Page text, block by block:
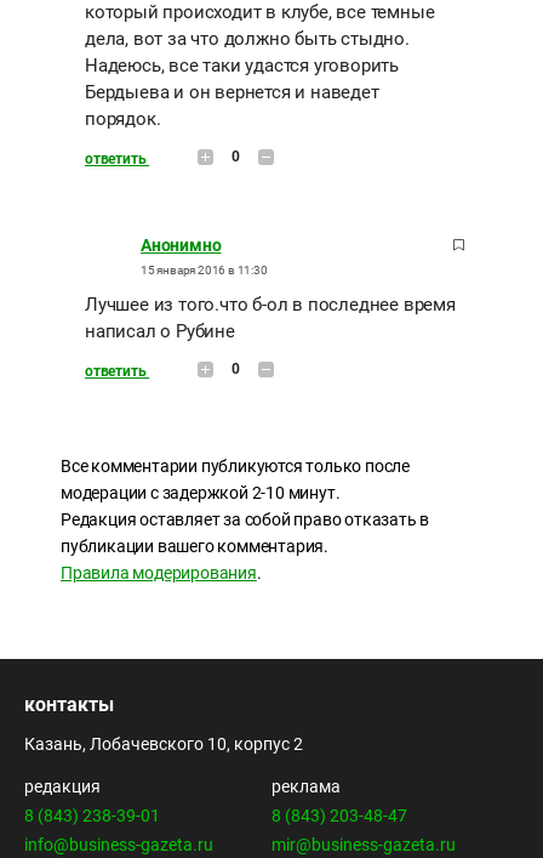
который происходит в клубе, все темные
дела, вот за что должно быть стыдно.
Надеюсь, все таки удастся уговорить
Бердыева и он вернется и наведет
порядок.
ответить 0
Анонимно
15 января 2016 в 11:30
Лучшее из того.что б-ол в последнее время
написал о Рубине
ответить 0
Все комментарии публикуются только после
модерации с задержкой 2-10 минут.
Редакция оставляет за собой право отказать в
публикации вашего комментария.
Правила модерирования.
контакты
Казань, Лобачевского 10, корпус 2
редакция
8 (843) 238-39-01
info@business-gazeta.ru
реклама
8 (843) 203-48-47
mir@business-gazeta.ru